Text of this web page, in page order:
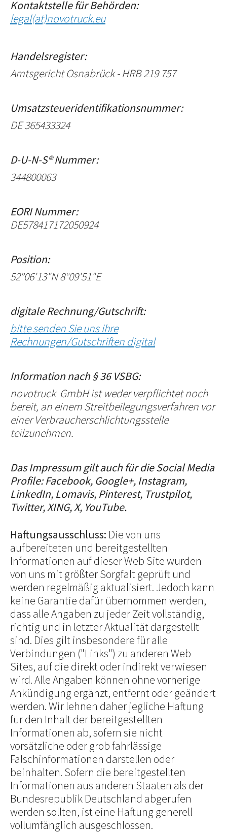
Kontaktstelle für Behörden:
legal(at)novotruck.eu
Handelsregister:
Amtsgericht Osnabrück - HRB 219 757
Umsatzsteueridentifikationsnummer:
DE 365433324
D-U-N-S® Nummer:
344800063
EORI Nummer:
DE578417172050924
Position:
52°06'13"N 8°09'51"E
digitale Rechnung/Gutschrift:
bitte senden Sie uns ihre
Rechnungen/Gutschriften digital
Information nach § 36 VSBG:
novotruck GmbH ist weder verpflichtet noch
bereit, an einem Streitbeilegungsverfahren vor
einer Verbraucherschlichtungsstelle
teilzunehmen.
Das Impressum gilt auch für die Social Media
Profile: Facebook, Google+, Instagram,
LinkedIn, Lomavis, Pinterest, Trustpilot,
Twitter, XING, X, YouTube.
Haftungsausschluss: Die von uns
aufbereiteten und bereitgestellten
Informationen auf dieser Web Site wurden
von uns mit größter Sorgfalt geprüft und
werden regelmäßig aktualisiert. Jedoch kann
keine Garantie dafür übernommen werden,
dass alle Angaben zu jeder Zeit vollständig,
richtig und in letzter Aktualität dargestellt
sind. Dies gilt insbesondere für alle
Verbindungen ("Links") zu anderen Web
Sites, auf die direkt oder indirekt verwiesen
wird. Alle Angaben können ohne vorherige
Ankündigung ergänzt, entfernt oder geändert
werden. Wir lehnen daher jegliche Haftung
für den Inhalt der bereitgestellten
Informationen ab, sofern sie nicht
vorsätzliche oder grob fahrlässige
Falschinformationen darstellen oder
beinhalten. Sofern die bereitgestellten
Informationen aus anderen Staaten als der
Bundesrepublik Deutschland abgerufen
werden sollten, ist eine Haftung generell
vollumfänglich ausgeschlossen.